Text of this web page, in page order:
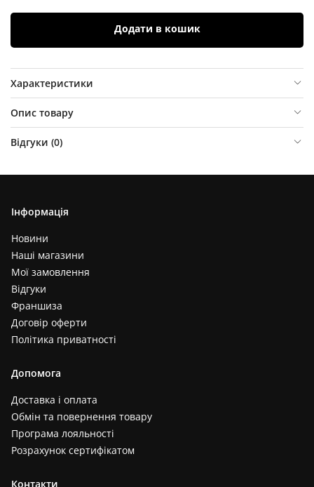
Додати в кошик
Характеристики
Опис товару
Відгуки (0)
Інформація
Новини
Наші магазини
Мої замовлення
Відгуки
Франшиза
Договір оферти
Політика приватності
Допомога
Доставка і оплата
Обмін та повернення товару
Програма лояльності
Розрахунок сертифікатом
Контакти